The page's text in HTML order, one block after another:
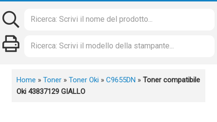
Home » Toner » Toner Oki » C9655DN » Toner compatibile
Oki 43837129 GIALLO